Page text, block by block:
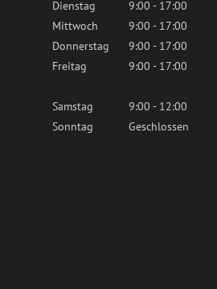
Dienstag
9:00 - 17:00
Mittwoch
9:00 - 17:00
Donnerstag
9:00 - 17:00
Freitag
9:00 - 17:00
Samstag
9:00 - 12:00
Sonntag
Geschlossen